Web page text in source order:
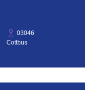
03046
Cottbus